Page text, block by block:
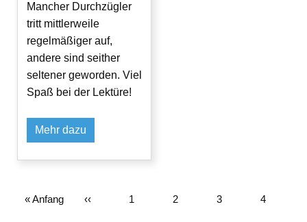
Mancher Durchzügler
tritt mittlerweile
regelmäßiger auf,
andere sind seither
seltener geworden. Viel
Spaß bei der Lektüre!
Mehr dazu
Erste
« Anfang Vorherige
‹‹ Seite
1 Seite
2 Aktuelle
3 Seite
4